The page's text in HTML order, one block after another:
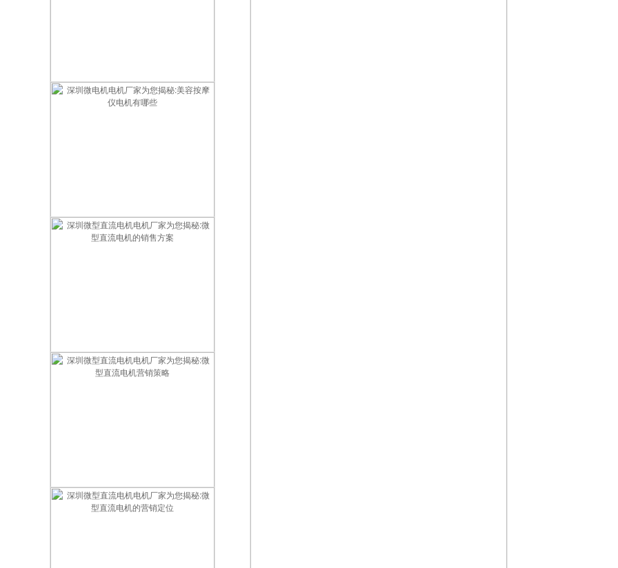
智能门锁用什么电机最好？2026智能锁电机选型指南
深圳微电机电机厂家为您揭秘:美容按摩仪电机有哪些
深圳微型直流电机电机厂家为您揭秘:微型直流电机的销售方案
深圳微型直流电机电机厂家为您揭秘:微型直流电机营销策略